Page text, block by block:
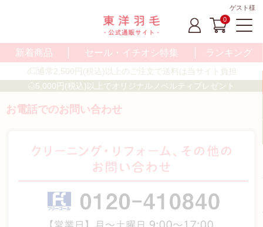
ゲスト様
0
新着商品 セール・イチオシ特集 ランキング
通常2,500円(税込)以上のご注文で送料は当サイト負担
5,000円(税込)以上でオリジナルノベルティプレゼント
お電話でのお問い合わせ